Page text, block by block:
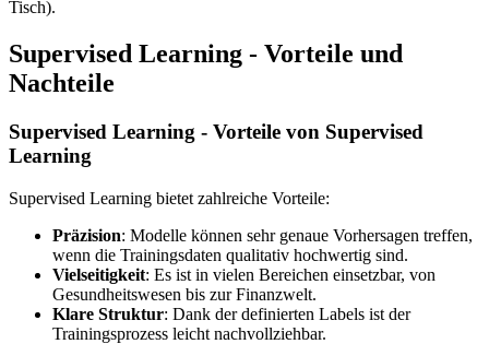
Tisch).
Supervised Learning - Vorteile und
Nachteile
Supervised Learning - Vorteile von Supervised
Learning
Supervised Learning bietet zahlreiche Vorteile:
Präzision: Modelle können sehr genaue Vorhersagen treffen,
wenn die Trainingsdaten qualitativ hochwertig sind.
Vielseitigkeit: Es ist in vielen Bereichen einsetzbar, von
Gesundheitswesen bis zur Finanzwelt.
Klare Struktur: Dank der definierten Labels ist der
Trainingsprozess leicht nachvollziehbar.